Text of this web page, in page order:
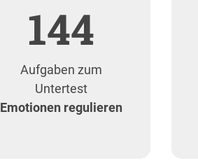
144
Aufgaben zum
Untertest
Emotionen regulieren